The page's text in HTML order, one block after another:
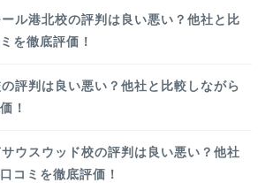
ル港北校の評判は良い悪い？他社と比
を徹底評価！
評判は良い悪い？他社と比較しながら
！
ウスウッド校の評判は良い悪い？他社
コミを徹底評価！